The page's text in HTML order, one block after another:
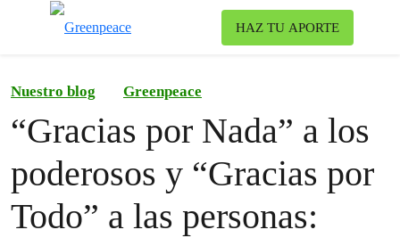
HAZ TU APORTE
Nuestro blog Greenpeace
“Gracias por Nada” a los
poderosos y “Gracias por
Todo” a las personas: